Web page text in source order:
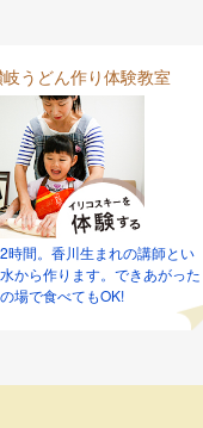
うどん作り体験教室
時間。香川生まれの講師とい
から作ります。できあがった
場で食べてもOK!